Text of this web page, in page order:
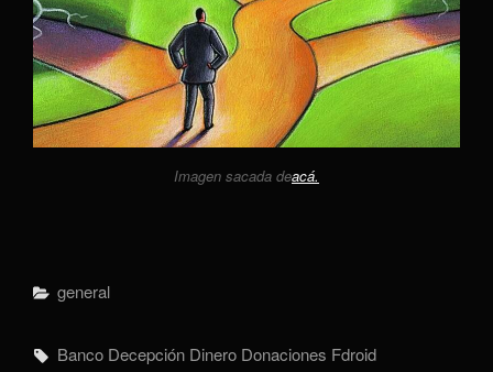
Imagen sacada deacá.
Categorías
General
Etiquetas,
Banco Decepción Dinero Donaciones Fdroid